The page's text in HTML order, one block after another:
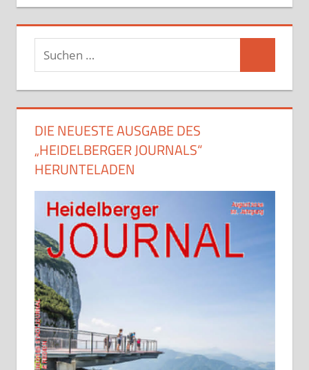
Suchen
nach:
DIE NEUESTE AUSGABE DES
„HEIDELBERGER JOURNALS“
HERUNTELADEN